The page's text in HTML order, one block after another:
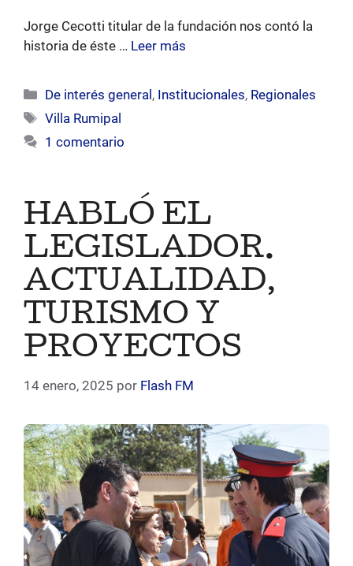
Jorge Cecotti titular de la fundación nos contó la
historia de éste … Leer más
Categorías
De interés general , Institucionales, Regionales
Etiquetas
Villa Rumipal
1 comentario
HABLÓ EL
LEGISLADOR.
ACTUALIDAD,
TURISMO Y
PROYECTOS
14 enero, 2025 por Flash FM